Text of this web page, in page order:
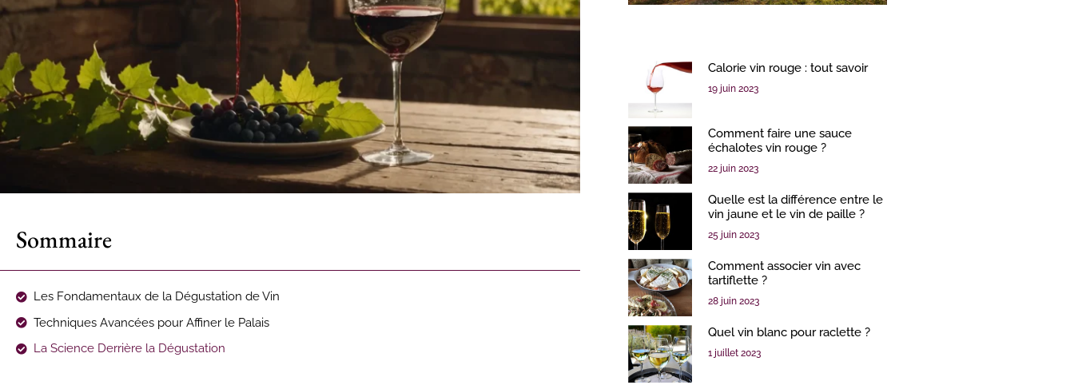
Sommaire
Les Fondamentaux de la Dégustation de Vin
Techniques Avancées pour Affiner le Palais
La Science Derrière la Dégustation
Calorie vin rouge : tout savoir
19 juin 2023
Comment faire une sauce
échalotes vin rouge ?
22 juin 2023
Quelle est la différence entre le
vin jaune et le vin de paille ?
25 juin 2023
Comment associer vin avec
tartiflette ?
28 juin 2023
Quel vin blanc pour raclette ?
1 juillet 2023